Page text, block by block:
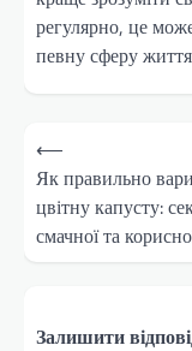
регулярно, це
певну сферу
Навігація
записів
⟵
Як правильно
цвітну капусту:
смачної та
Залишити